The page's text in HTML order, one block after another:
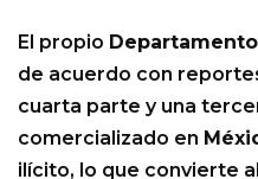
El propio
de acuerdo con
cuarta parte y una
comercializado en
ilícito, lo que convierte al